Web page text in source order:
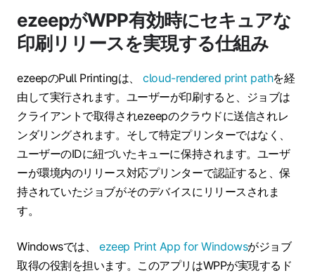
ezeepがWPP有効時にセキュアな
印刷リリースを実現する仕組み
ezeepのPull Printingは、cloud-rendered print pathを経
由して実行されます。ユーザーが印刷すると、ジョブは
クライアントで取得されezeepのクラウドに送信されレ
ンダリングされます。そして特定プリンターではなく、
ユーザーのIDに紐づいたキューに保持されます。ユーザ
ーが環境内のリリース対応プリンターで認証すると、保
持されていたジョブがそのデバイスにリリースされま
す。
Windowsでは、ezeep Print App for Windowsがジョブ
取得の役割を担います。このアプリはWPPが実現するド